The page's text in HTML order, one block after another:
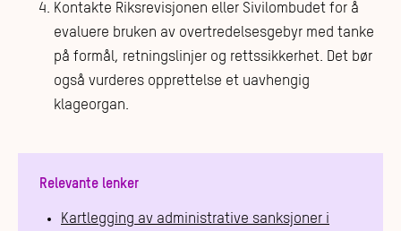
Kontakte Riksrevisjonen eller Sivilombudet for å
evaluere bruken av overtredelsesgebyr med tanke
på formål, retningslinjer og rettssikkerhet. Det bør
også vurderes opprettelse et uavhengig
klageorgan.
Relevante lenker
Kartlegging av administrative sanksjoner i